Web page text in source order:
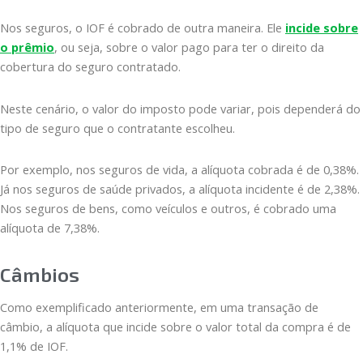
Nos seguros, o IOF é cobrado de outra maneira. Ele incide sobre
o prêmio, ou seja, sobre o valor pago para ter o direito da
cobertura do seguro contratado.
Neste cenário, o valor do imposto pode variar, pois dependerá do
tipo de seguro que o contratante escolheu.
Por exemplo, nos seguros de vida, a alíquota cobrada é de 0,38%.
Já nos seguros de saúde privados, a alíquota incidente é de 2,38%.
Nos seguros de bens, como veículos e outros, é cobrado uma
alíquota de 7,38%.
Câmbios
Como exemplificado anteriormente, em uma transação de
câmbio, a alíquota que incide sobre o valor total da compra é de
1,1% de IOF.